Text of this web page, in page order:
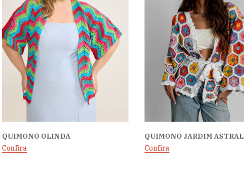
QUIMONO OLINDA
Confira
QUIMONO JARDIM ASTRAL
Confira